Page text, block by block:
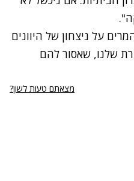
על ניצחון של היוונים
שלנו, שאסור להם
מצאתם טעות לשון?